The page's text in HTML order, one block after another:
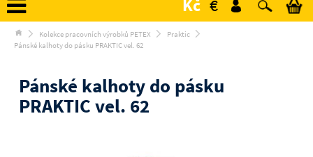
Kč €
Kolekce pracovních výrobků PETEX
Praktic
Pánské kalhoty do pásku PRAKTIC vel. 62
Pánské kalhoty do pásku
PRAKTIC vel. 62